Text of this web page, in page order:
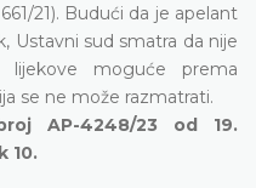
21). Budući da je apelant
Ustavni sud smatra da nije
lijekove moguće prema
se ne može razmatrati.
AP-4248/23 od 19.
10.